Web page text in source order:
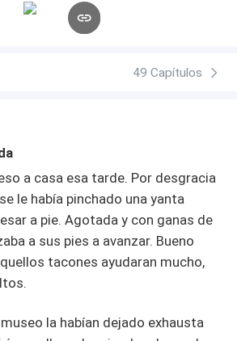
museo. Lo que no sabe este remiso
del museo ha hecho cambios en
Lión. En el transcurso de esta
enemigos descubrieron su debilidad
49 Capítulos
a casa esa tarde. Por desgracia
le había pinchado una yanta
a pie. Agotada y con ganas de
a sus pies a avanzar. Bueno
tacones ayudaran mucho,
la habían dejado exhausta